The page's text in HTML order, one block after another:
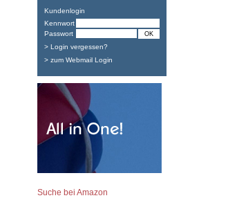
Kundenlogin
Kennwort
Passwort
> Login vergessen?
> zum Webmail Login
Suche bei Amazon